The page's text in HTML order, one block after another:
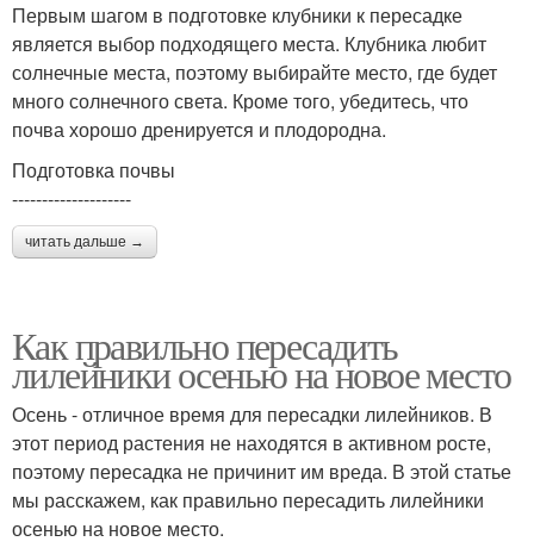
Первым шагом в подготовке клубники к пересадке
является выбор подходящего места. Клубника любит
солнечные места, поэтому выбирайте место, где будет
много солнечного света. Кроме того, убедитесь, что
почва хорошо дренируется и плодородна.
Подготовка почвы
--------------------
читать дальше →
Как правильно пересадить
лилейники осенью на новое место
Осень - отличное время для пересадки лилейников. В
этот период растения не находятся в активном росте,
поэтому пересадка не причинит им вреда. В этой статье
мы расскажем, как правильно пересадить лилейники
осенью на новое место.